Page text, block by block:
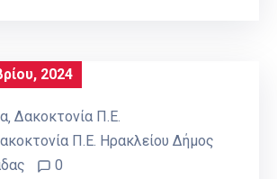
2024
‚ Δακοκτονία Π.Ε.
Π.Ε. Ηρακλείου Δήμος
0